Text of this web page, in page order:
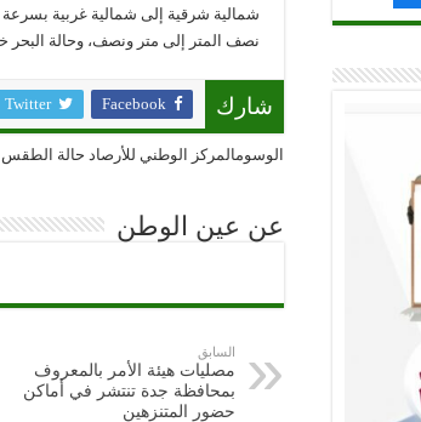
نصف المتر إلى متر ونصف، وحالة البحر
شارك Facebook
Twitter
الوسومالمركز الوطني للأرصاد حالة
عن عين الوطن
السابق
مصليات هيئة الأمر بالمعروف
بمحافظة جدة تنتشر في أماكن
حضور المتنزهين